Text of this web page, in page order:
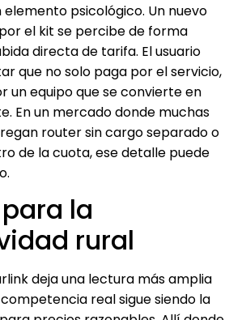
elemento psicológico. Un nuevo
el kit se percibe de forma
directa de tarifa. El usuario
que no solo paga por el servicio,
un equipo que se convierte en
En un mercado donde muchas
router sin cargo separado o
de la cuota, ese detalle puede
la
rural
deja una lectura más amplia
real sigue siendo la